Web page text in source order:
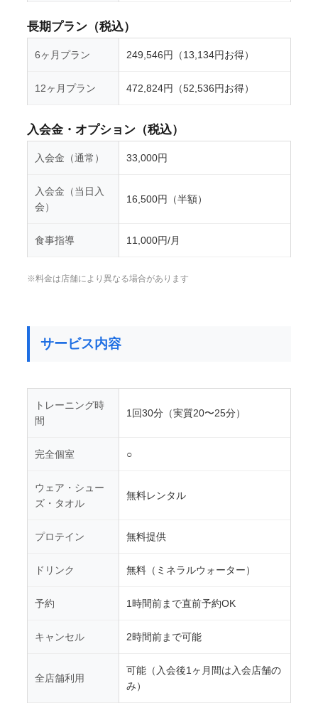
長期プラン（税込）
6ヶ月プラン 249,546円（13,134円お得）
12ヶ月プラン 472,824円（52,536円お得）
入会金・オプション（税込）
入会金（通常） 33,000円
入会金（当日入
会）
16,500円（半額）
食事指導 11,000円/月
※料金は店舗により異なる場合があります
サービス内容
トレーニング時
間
1回30分（実質20〜25分）
完全個室 ○
ウェア・シュー
ズ・タオル
無料レンタル
プロテイン 無料提供
ドリンク 無料（ミネラルウォーター）
予約 1時間前まで直前予約OK
キャンセル 2時間前まで可能
全店舗利用
可能（入会後1ヶ月間は入会店舗の
み）